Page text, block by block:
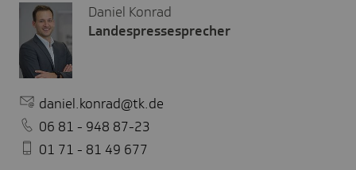
Daniel Konrad
Landespressesprecher
daniel.konrad@tk.de
06 81 - 948 87-23
01 71 - 81 49 677